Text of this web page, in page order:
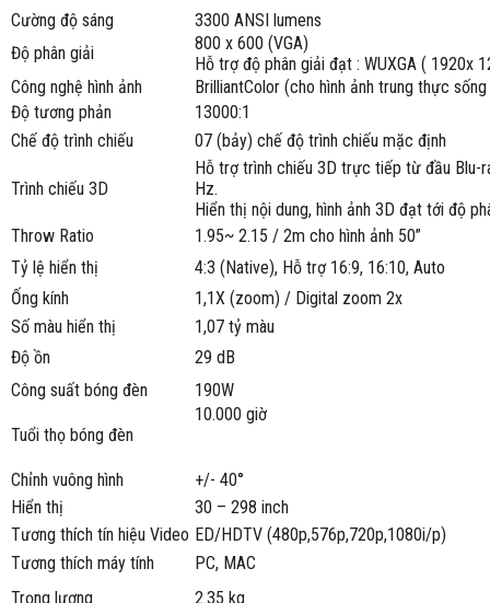
Cường độ sáng
3300 ANSI lumens
Độ phân giải
800 x 600 (VGA)
Hỗ trợ độ phân giải đạt : WUXGA ( 1920x
Công nghệ hình ảnh
BrilliantColor (cho hình ảnh trung thực
Độ tương phản
13000:1
Chế độ trình chiếu
07 (bảy) chế độ trình chiếu mặc định
Trình chiếu 3D
Hỗ trợ trình chiếu 3D trực tiếp từ đầu Blu-
Hz.
Hiển thị nội dung, hình ảnh 3D đạt tới độ
Throw Ratio
1.95~ 2.15 / 2m cho hình ảnh 50”
Tỷ lệ hiển thị
4:3 (Native), Hỗ trợ 16:9, 16:10, Auto
Ống kính
1,1X (zoom) / Digital zoom 2x
Số màu hiển thị
1,07 tỷ màu
Độ ồn
29 dB
Công suất bóng đèn
190W
Tuổi thọ bóng đèn
10.000 giờ
Chỉnh vuông hình
+/- 40°
Hiển thị
30 – 298 inch
Tương thích tín hiệu Video ED/HDTV (480p,576p,720p,1080i/p)
Tương thích máy tính
PC, MAC
Trọng lượng
2.35 kg